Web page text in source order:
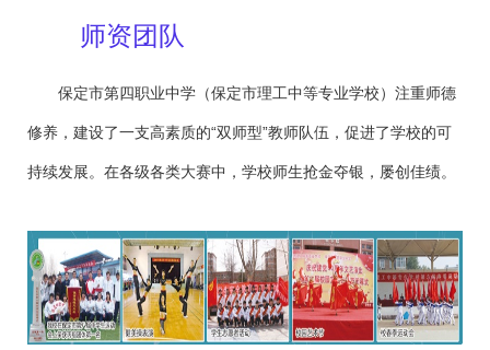
师资团队
保定市第四职业中学（保定市理工中等专业学校）注重师德
修养，建设了一支高素质的“双师型”教师队伍，促进了学校的可
持续发展。在各级各类大赛中，学校师生抢金夺银，屡创佳绩。